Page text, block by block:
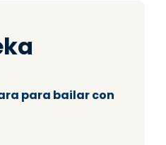
para bailar con